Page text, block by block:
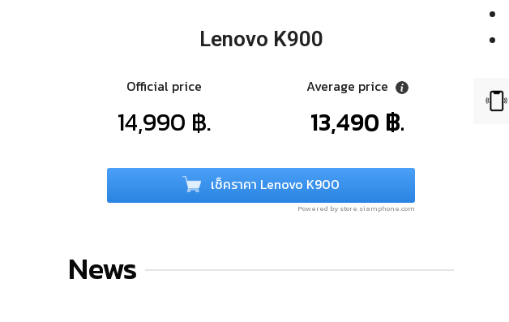
Lenovo K900
Official price
14,990 ฿.
Average price
13,490 ฿.
เช็คราคา Lenovo K900
Powered by store.siamphone.com
News